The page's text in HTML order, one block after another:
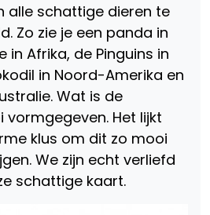
alle schattige dieren te
Zo zie je een panda in
in Afrika, de Pinguins in
in Noord-Amerika en
Wat is de
Het lijkt
klus om dit zo mooi
We zijn echt verliefd
schattige kaart.